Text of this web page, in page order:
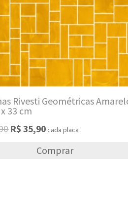
Rivesti Geométricas
33 cm
Original
R$ 35,90Current
is:
cada placa
Comprar